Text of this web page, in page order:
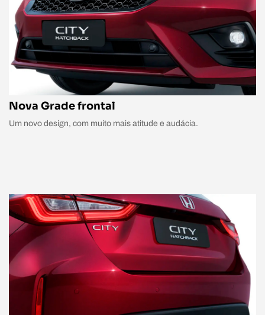
Nova Grade frontal
Um novo design, com muito mais atitude e audácia.